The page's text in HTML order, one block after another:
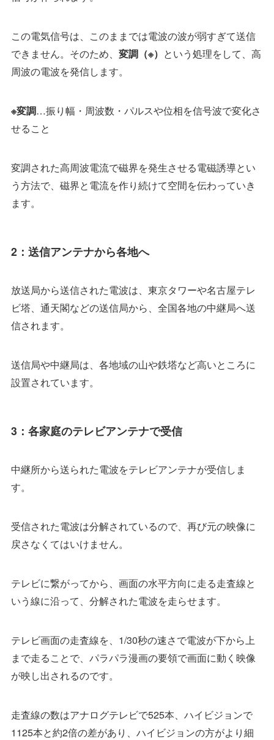
この電気信号は、このままでは電波の波が弱すぎて送信
できません。そのため、 変調（※） という処理をして、高
周波の電波を発信します。
※変調…振り幅・周波数・パルスや位相を信号波で変化さ
せること
変調された高周波電流で磁界を発生させる電磁誘導とい
う方法で、磁界と電流を作り続けて空間を伝わっていき
ます。
2：送信アンテナから各地へ
放送局から送信された電波は、東京タワーや名古屋テレ
ビ塔、通天閣などの送信局から、全国各地の中継局へ送
信されます。
送信局や中継局は、各地域の山や鉄塔など高いところに
設置されています。
3：各家庭のテレビアンテナで受信
中継所から送られた電波をテレビアンテナが受信しま
す。
受信された電波は分解されているので、再び元の映像に
戻さなくてはいけません。
テレビに繋がってから、画面の水平方向に走る走査線と
いう線に沿って、分解された電波を走らせます。
テレビ画面の走査線を、1/30秒の速さで電波が下から上
まで走ることで、パラパラ漫画の要領で画面に動く映像
が映し出されるのです。
走査線の数はアナログテレビで525本、ハイビジョンで
1125本と約2倍の差があり、ハイビジョンの方がより細